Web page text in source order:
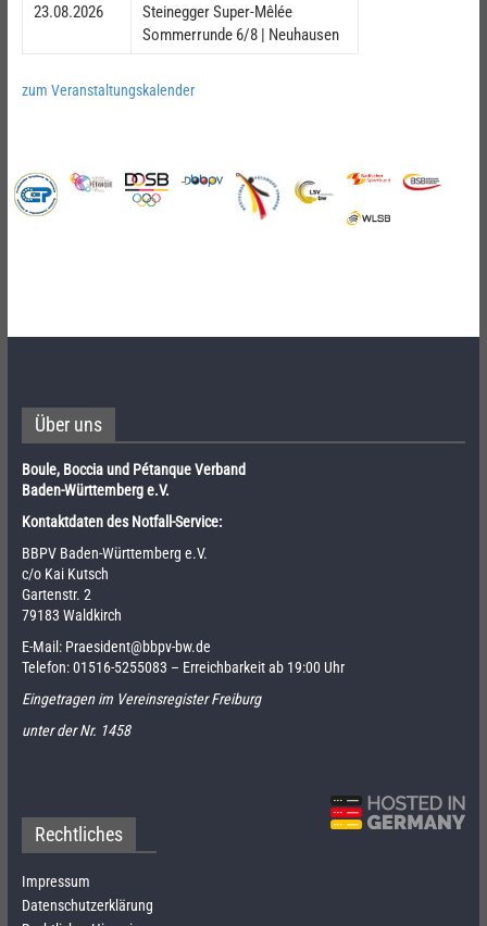
23.08.2026
Steinegger Super-Mêlée
Sommerrunde 6/8 | Neuhausen
zum Veranstaltungskalender
Über uns
Boule, Boccia und Pétanque Verband
Baden-Württemberg e.V.
Kontaktdaten des Notfall-Service:
BBPV Baden-Württemberg e.V.
c/o Kai Kutsch
Gartenstr. 2
79183 Waldkirch
E-Mail: Praesident@bbpv-bw.de
Telefon:01516-5255083 – Erreichbarkeit ab 19:00 Uhr
Eingetragen im Vereinsregister Freiburg
unter der Nr. 1458
Rechtliches
Impressum
Datenschutzerklärung